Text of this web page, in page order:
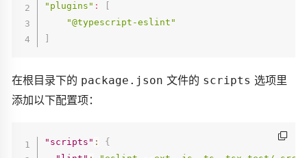
"plugins" :
"@typescript-eslint"
在根目录下的 package.json 文件的 scripts 选项里
添加以下配置项：
"scripts" :
{